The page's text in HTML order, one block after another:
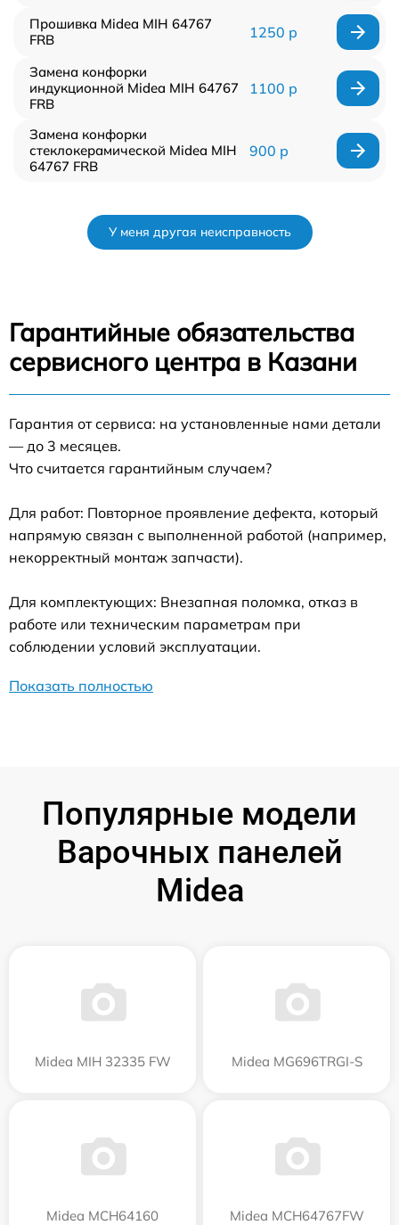
Прошивка Midea MIH 64767
FRB
1250 р
Замена конфорки
индукционной Midea MIH 64767
FRB
1100 р
Замена конфорки
стеклокерамической Midea MIH
64767 FRB
900 р
У меня другая неисправность
Гарантийные обязательства
сервисного центра в Казани
Гарантия от сервиса: на установленные нами детали
— до 3 месяцев.
Что считается гарантийным случаем?
Для работ: Повторное проявление дефекта, который
напрямую связан с выполненной работой (например,
некорректный монтаж запчасти).
Для комплектующих: Внезапная поломка, отказ в
работе или техническим параметрам при
соблюдении условий эксплуатации.
Показать полностью
Популярные модели
Варочных панелей
Midea
Midea MIH 32335 FW Midea MG696TRGI-S
Midea MCH64160 Midea MCH64767FW